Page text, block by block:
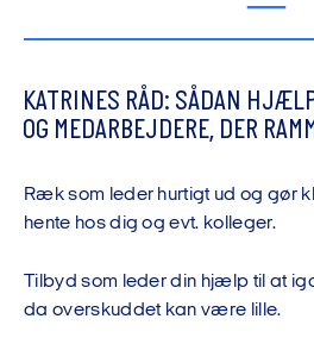
KATRINES RÅD: SÅDAN
OG MEDARBEJDERE, DER
Ræk som leder hurtigt ud og gør
hente hos dig og evt. kolleger.
Tilbyd som leder din hjælp til at
da overskuddet kan være lille.